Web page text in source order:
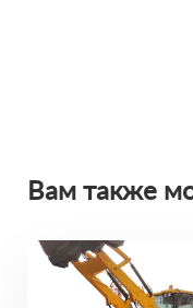
Вам также